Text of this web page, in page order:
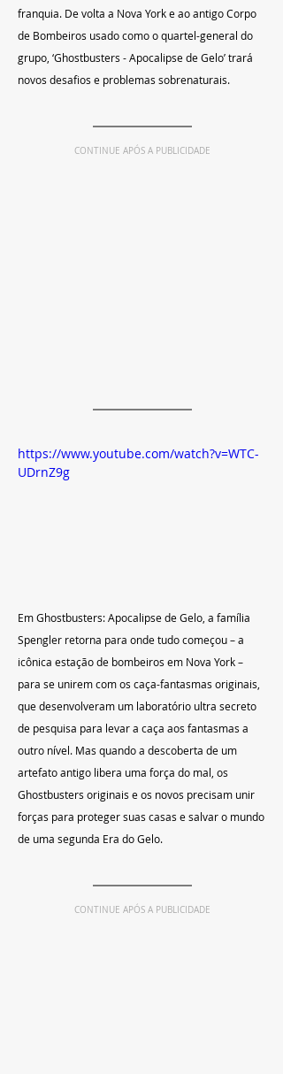
franquia. De volta a Nova York e ao antigo Corpo
de Bombeiros usado como o quartel-general do
grupo, ‘Ghostbusters - Apocalipse de Gelo’ trará
novos desafios e problemas sobrenaturais.
CONTINUE APÓS A PUBLICIDADE
https://www.youtube.com/watch?v=WTC-
UDrnZ9g
Em Ghostbusters: Apocalipse de Gelo, a família
Spengler retorna para onde tudo começou – a
icônica estação de bombeiros em Nova York –
para se unirem com os caça-fantasmas originais,
que desenvolveram um laboratório ultra secreto
de pesquisa para levar a caça aos fantasmas a
outro nível. Mas quando a descoberta de um
artefato antigo libera uma força do mal, os
Ghostbusters originais e os novos precisam unir
forças para proteger suas casas e salvar o mundo
de uma segunda Era do Gelo.
CONTINUE APÓS A PUBLICIDADE